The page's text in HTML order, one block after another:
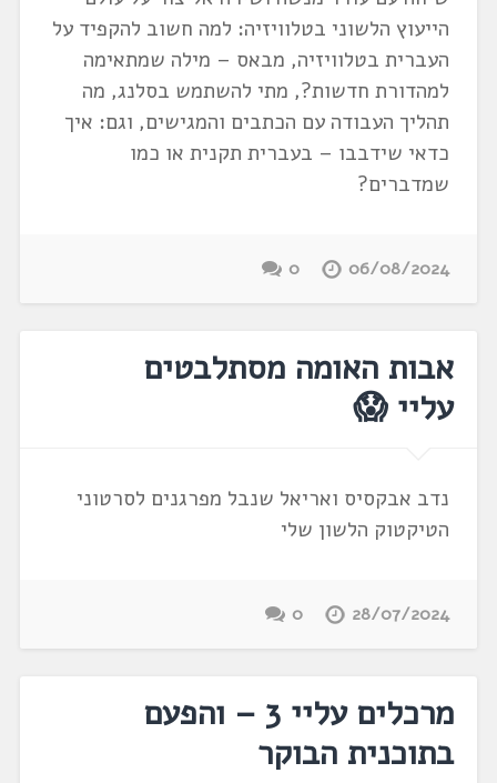
הייעוץ הלשוני בטלוויזיה: למה חשוב להקפיד על
העברית בטלוויזיה, מבאס – מילה שמתאימה
למהדורת חדשות?, מתי להשתמש בסלנג, מה
תהליך העבודה עם הכתבים והמגישים, וגם: איך
כדאי שידבבו – בעברית תקנית או כמו
שמדברים?
06/08/2024
0
אבות האומה מסתלבטים
עליי 😱
נדב אבקסיס ואריאל שנבל מפרגנים לסרטוני
הטיקטוק הלשון שלי
28/07/2024
0
מרכלים עליי 3 – והפעם
בתוכנית הבוקר